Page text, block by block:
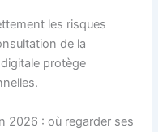
les risques
de la
protège
2026 : où regarder ses